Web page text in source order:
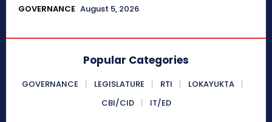
GOVERNANCE August 5, 2026
Popular Categories
GOVERNANCE LEGISLATURE RTI
LOKAYUKTA
CBI/CID
IT/ED